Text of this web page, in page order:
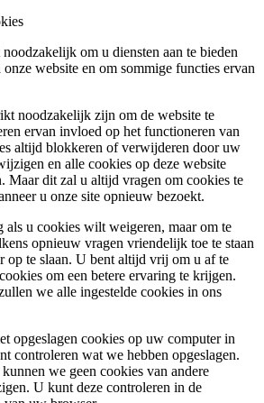
om u diensten aan te bieden
website en om sommige functies ervan
noodzakelijk zijn om de website te
ervan invloed op het functioneren van
altijd blokkeren of verwijderen door uw
en alle cookies op deze website
Maar dit zal u altijd vragen om cookies te
u onze site opnieuw bezoekt.
als u cookies wilt weigeren, maar om te
opnieuw vragen vriendelijk toe te staan
op te slaan. U bent altijd vrij om u af te
om een betere ervaring te krijgen.
we alle ingestelde cookies in ons
opgeslagen cookies op uw computer in
controleren wat we hebben opgeslagen.
we geen cookies van andere
U kunt deze controleren in de